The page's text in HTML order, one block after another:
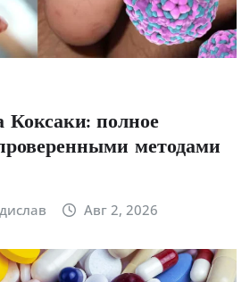
Коксаки: полное
методами
Авг 2, 2026